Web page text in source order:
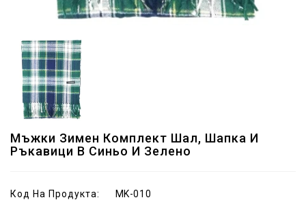
Мъжки Зимен Комплект Шал, Шапка И
Ръкавици В Синьо И Зелено
Код На Продукта:
MK-010